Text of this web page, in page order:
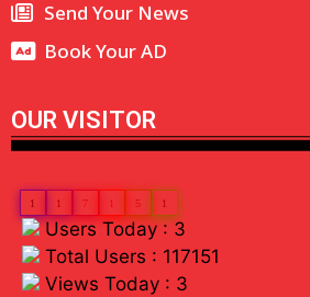
Send Your News
Book Your AD
OUR VISITOR
1 1 7 1 5 1
Users Today : 3
Total Users : 117151
Views Today : 3